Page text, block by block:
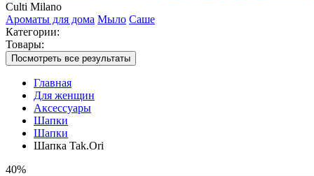
Culti Milano
Ароматы для дома Мыло Саше
Категории:
Товары:
Посмотреть все результаты
Главная
Для женщин
Аксессуары
Шапки
Шапки
Шапка Tak.Ori
40%